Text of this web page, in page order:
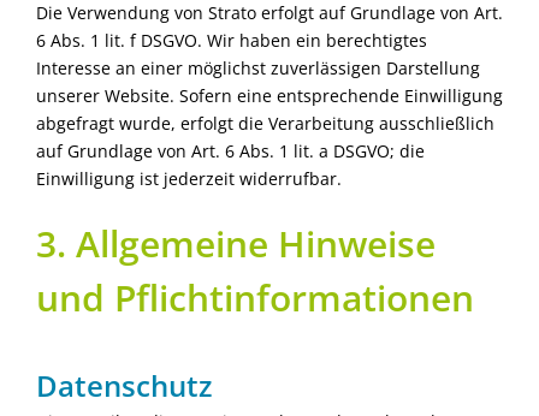
Die Verwendung von Strato erfolgt auf Grundlage von Art.
6 Abs. 1 lit. f DSGVO. Wir haben ein berechtigtes
Interesse an einer möglichst zuverlässigen Darstellung
unserer Website. Sofern eine entsprechende Einwilligung
abgefragt wurde, erfolgt die Verarbeitung ausschließlich
auf Grundlage von Art. 6 Abs. 1 lit. a DSGVO; die
Einwilligung ist jederzeit widerrufbar.
3. Allgemeine Hinweise
und Pflicht­informationen
Datenschutz